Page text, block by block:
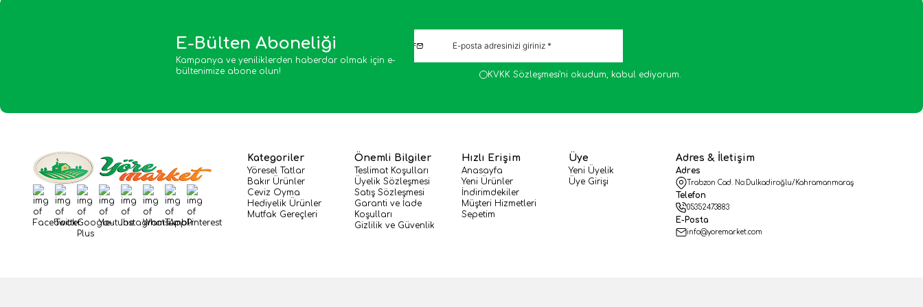
E-Bülten Aboneliği
Kampanya ve yeniliklerden haberdar olmak için e-
bültenimize abone olun!
KVKK Sözleşmesi'ni okudum, kabul ediyorum.
Facebook
TwitterGoogle-Plus
YoutubeInstagram
WhatsApp
TumblrPinterest
Kategoriler
Yöresel Tatlar
Bakır Ürünler
Ceviz Oyma
Hediyelik Ürünler
Mutfak Gereçleri
Önemli Bilgiler
Teslimat Koşulları
Üyelik Sözleşmesi
Satış Sözleşmesi
Garanti ve İade
Koşulları
Gizlilik ve Güvenlik
Hızlı Erişim
Anasayfa
Yeni Ürünler
İndirimdekiler
Müşteri Hizmetleri
Sepetim
Üye
Yeni Üyelik
Üye Girişi
Adres & İletişim
Adres
Trabzon Cad. No:Dulkadiroğlu/Kahramanmaraş
Telefon
05352473883
E-Posta
info@yoremarket.com